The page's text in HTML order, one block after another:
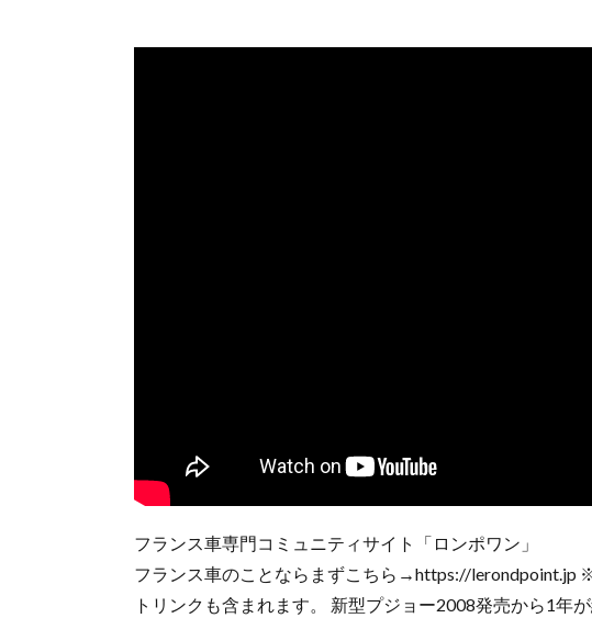
フランス車専門コミュニティサイト「ロンポワン」
フランス車のことならまずこちら→https://lerondpoint.jp
トリンクも含まれます。 新型プジョー2008発売から1年